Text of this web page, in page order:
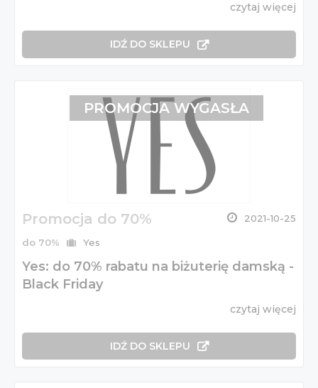
czytaj więcej
IDŹ DO SKLEPU
Promocja do 70% 2021-10-25
do 70% Yes
Yes: do 70% rabatu na biżuterię damską -
Black Friday
czytaj więcej
IDŹ DO SKLEPU
PROMOCJA WYGASŁA